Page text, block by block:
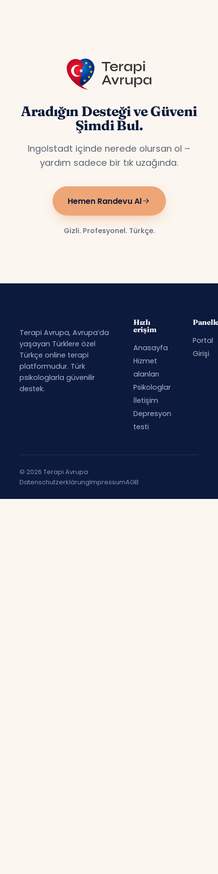
Aradığın Desteği ve Güveni
Şimdi Bul.
Ingolstadt içinde nerede olursan ol –
yardım sadece bir tık uzağında.
Hemen Randevu Al
Gizli. Profesyonel. Türkçe.
Terapi Avrupa, Avrupa’da
yaşayan Türklere özel
Türkçe online terapi
platformudur. Türk
psikologlarla güvenilir
destek.
Hızlı
erişim
Anasayfa
Hizmet
alanları
Psikologlar
İletişim
Depresyon
testi
Portal
Girişi
© 2026 Terapi Avrupa
DatenschutzerklärungImpressumAGB